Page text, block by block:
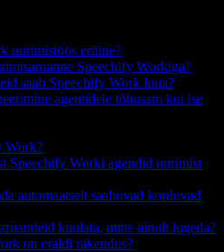
uurimistöös eriline?
Speechify Workiga?
saab Speechify Work luua?
agentidele tõhusam kui ise
Work?
Speechify Worki agendid uurimist
automaatselt saabuvad korduvad
kuulata, mitte ainult lugeda?
on eraldi rakendus?